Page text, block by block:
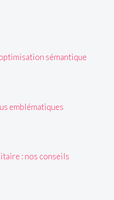
sémantique
emblématiques
: nos conseils